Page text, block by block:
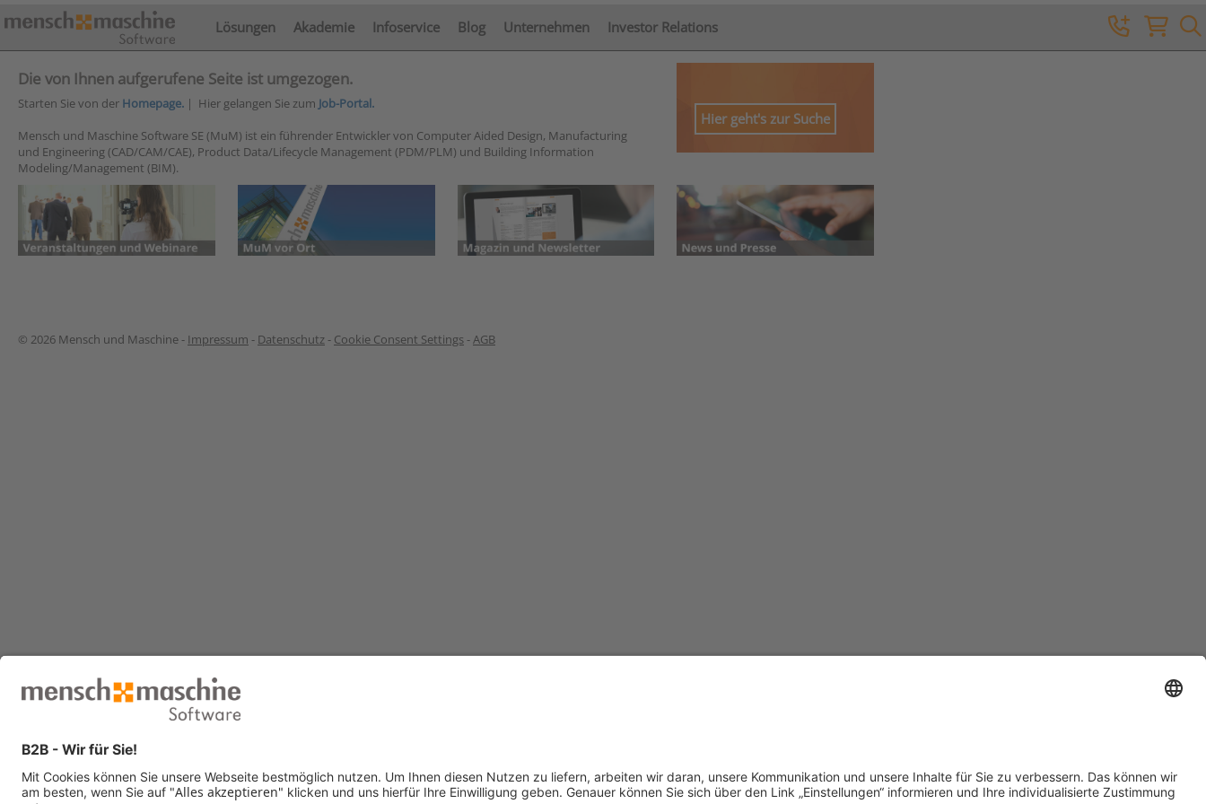
Lösungen Akademie Infoservice Blog Unternehmen Investor Relations
Die von Ihnen aufgerufene Seite ist umgezogen.
Starten Sie von der Homepage. | Hier gelangen Sie zum Job-Portal.
Mensch und Maschine Software SE (MuM) ist ein führender Entwickler von Computer Aided Design, Manufacturing
und Engineering (CAD/CAM/CAE), Product Data/Lifecycle Management (PDM/PLM) und Building Information
Modeling/Management (BIM).
Hier geht's zur Suche
© 2026 Mensch und Maschine - Impressum - Datenschutz- Cookie Consent Settings-AGB